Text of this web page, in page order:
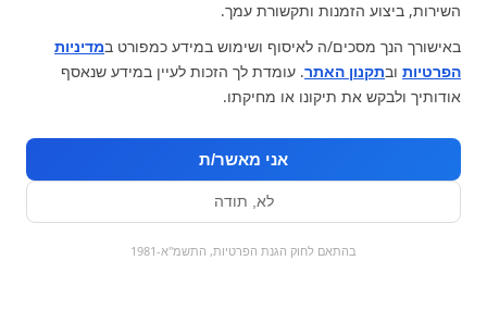
כל המוצרים
0
הקניות שלי מבצעים
השירות, ביצוע הזמנות ותקשורת עמך.
באישורך הנך מסכים/ה לאיסוף ושימוש במידע כמפורט במדיניות
הפרטיות ובתקנון האתר. עומדת לך הזכות לעיין במידע שנאסף
אודותיך ולבקש את תיקונו או מחיקתו.
אני מאשר/ת
לא, תודה
בהתאם לחוק הגנת הפרטיות, התשמ"א-1981